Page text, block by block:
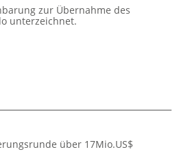
zur Übernahme des
unterzeichnet.
über 17Mio.US$